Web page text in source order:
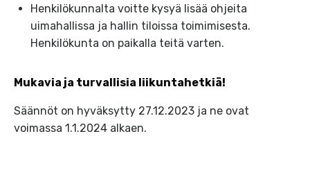
Henkilökunnalta voitte kysyä lisää ohjeita
uimahallissa ja hallin tiloissa toimimisesta.
Henkilökunta on paikalla teitä varten.
Mukavia ja turvallisia liikuntahetkiä!
Säännöt on hyväksytty 27.12.2023 ja ne ovat
voimassa 1.1.2024 alkaen.